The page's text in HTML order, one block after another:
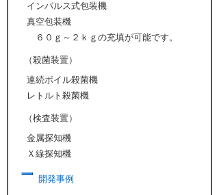
インパルス式包装機
真空包装機
６０ｇ～２ｋｇの充填が可能です。
（殺菌装置）
連続ボイル殺菌機
レトルト殺菌機
（検査装置）
金属探知機
Ｘ線探知機
開発事例